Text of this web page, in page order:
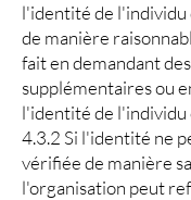
l'identité de
de manière
fait en demandant
supplémentaires ou
l'identité de l'individu
4.3.2 Si l'identité ne
vérifiée de manière
l'organisation peut